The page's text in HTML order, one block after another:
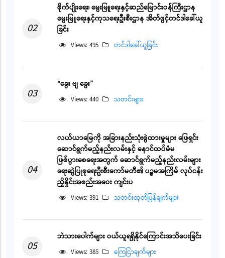
02
စိုက်ပျိုးရေး၊ မွေးမြူရေးနှင့်ဆည်မြောင်းဝန်ကြီးဌာန
မွေးမြူရေးနှင့်ကုသရေးဦးစီးဌာန အိတ်ဖွင့်တင်ဒါခေါ်ယူ
ခြင်း
Views: 495 တင်ဒါခေါ်ယူခြင်း
03
“ခွေး ဗျ ခွေး”
Views: 440 သတင်းများ
04
လယ်ယာမြေကို အခြားနည်းသုံးစွဲထားမှုများ ဖြေရှင်း
ဆောင်ရွက်မည့်နည်းလမ်းနှင့် နောင်ထပ်မံမ
ဖြစ်ပွားစေရေးအတွက် ဆောင်ရွက်မည့်နည်းလမ်းများ
ရေးဆွဲပြုစုရေးဦးစီးကော်မတီ၏ ပဉ္စမအကြိမ် လုပ်ငန်း
ညှိနှိုင်းအစည်းအဝေး ကျင်းပ
Views: 391 သတင်းထုတ်ပြန်ချက်များ
05
ဘဲသားပေါက်များ ဝယ်ယူရရှိနိုင်ကြောင်းအသိပေးခြင်း
Views: 385 ကြေငြာချက်များ